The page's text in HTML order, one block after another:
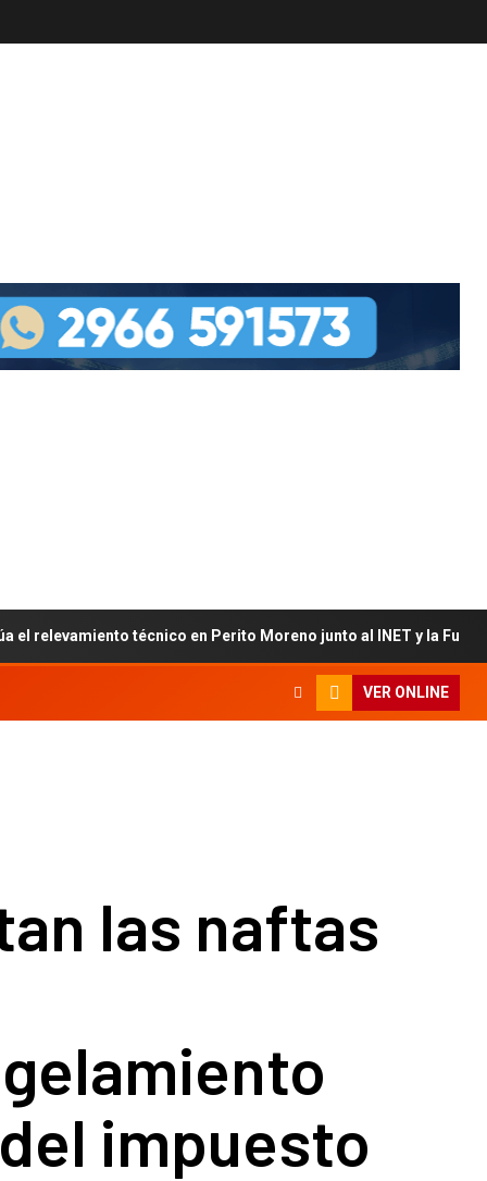
el relevamiento técnico en Perito Moreno junto al INET y la
VER ONLINE
las naftas
impuesto